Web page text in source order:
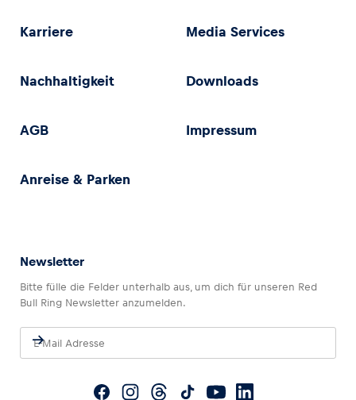
Karriere Media Services
Nachhaltigkeit Downloads
AGB Impressum
Anreise & Parken
Newsletter
Bitte fülle die Felder unterhalb aus, um dich für unseren Red
Bull Ring Newsletter anzumelden.